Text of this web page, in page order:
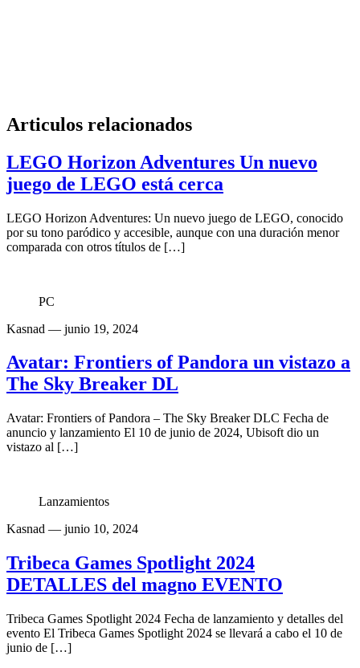
Articulos relacionados
LEGO Horizon Adventures Un nuevo
juego de LEGO está cerca
LEGO Horizon Adventures: Un nuevo juego de LEGO, conocido
por su tono paródico y accesible, aunque con una duración menor
comparada con otros títulos de […]
PC
Kasnad — junio 19, 2024
Avatar: Frontiers of Pandora un vistazo a
The Sky Breaker DL
Avatar: Frontiers of Pandora – The Sky Breaker DLC Fecha de
anuncio y lanzamiento El 10 de junio de 2024, Ubisoft dio un
vistazo al […]
Lanzamientos
Kasnad — junio 10, 2024
Tribeca Games Spotlight 2024
DETALLES del magno EVENTO
Tribeca Games Spotlight 2024 Fecha de lanzamiento y detalles del
evento El Tribeca Games Spotlight 2024 se llevará a cabo el 10 de
junio de […]